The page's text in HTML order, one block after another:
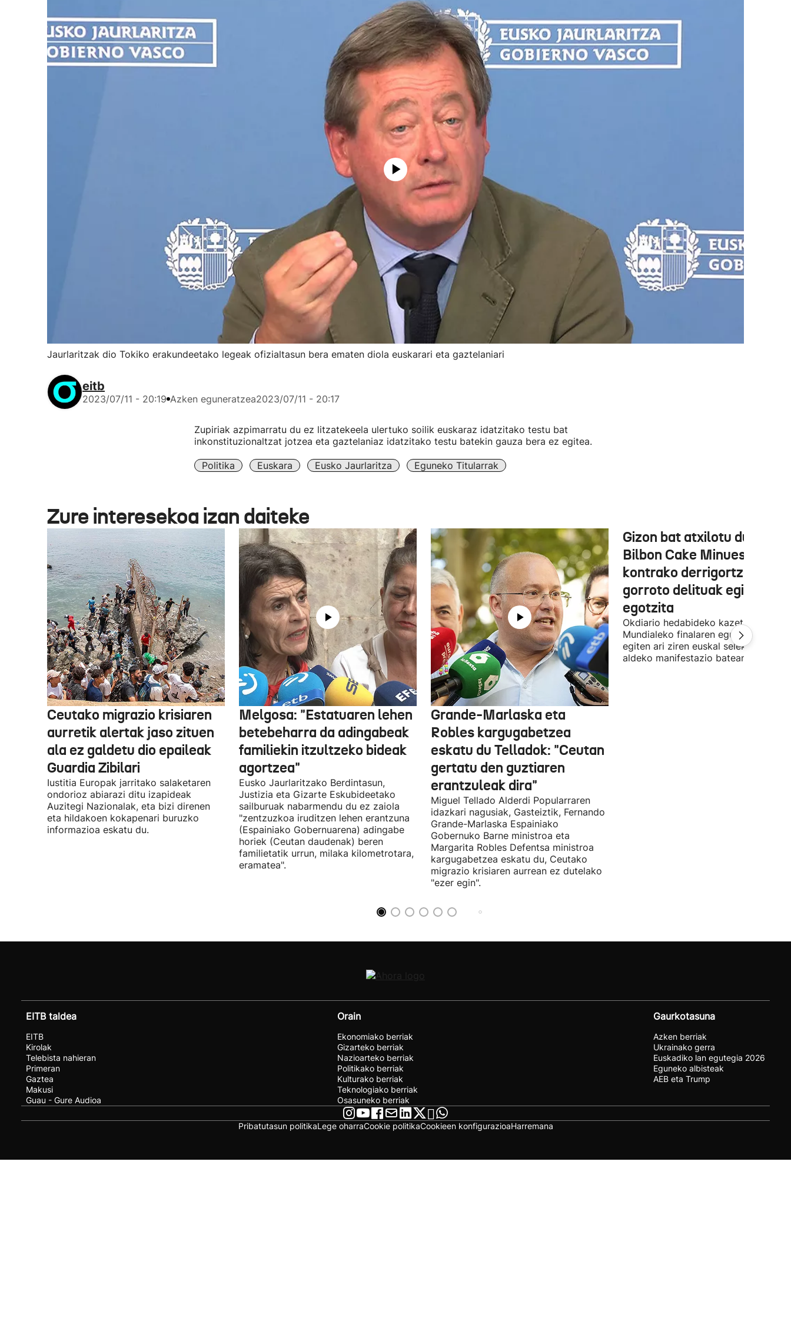
Jaurlaritzak dio Tokiko erakundeetako legeak ofizialtasun bera ematen diola euskarari eta gaztelaniari
eitb
2023/07/11 - 20:19 Azken eguneratzea2023/07/11 - 20:17
Zupiriak azpimarratu du ez litzatekeela ulertuko soilik euskaraz idatzitako testu bat
inkonstituzionaltzat jotzea eta gaztelaniaz idatzitako testu batekin gauza bera ez egitea.
Politika Euskara Eusko Jaurlaritza Eguneko Titularrak
Zure interesekoa izan daiteke
Ceutako migrazio krisiaren
aurretik alertak jaso zituen
ala ez galdetu dio epaileak
Guardia Zibilari
Iustitia Europak jarritako salaketaren
ondorioz abiarazi ditu izapideak
Auzitegi Nazionalak, eta bizi direnen
eta hildakoen kokapenari buruzko
informazioa eskatu du.
Melgosa: "Estatuaren lehen
betebeharra da adingabeak
familiekin itzultzeko bideak
agortzea"
Eusko Jaurlaritzako Berdintasun,
Justizia eta Gizarte Eskubideetako
sailburuak nabarmendu du ez zaiola
"zentzuzkoa iruditzen lehen erantzuna
(Espainiako Gobernuarena) adingabe
horiek (Ceutan daudenak) beren
familietatik urrun, milaka kilometrotara,
eramatea".
Grande-Marlaska eta
Robles kargugabetzea
eskatu du Telladok: "Ceutan
gertatu den guztiaren
erantzuleak dira"
Miguel Tellado Alderdi Popularraren
idazkari nagusiak, Gasteiztik, Fernando
Grande-Marlaska Espainiako
Gobernuko Barne ministroa eta
Margarita Robles Defentsa ministroa
kargugabetzea eskatu du, Ceutako
migrazio krisiaren aurrean ez dutelako
"ezer egin".
Gizon bat atxilotu dute,
Bilbon Cake Minuesaren
kontrako derrigortze eta
gorroto delituak egitea
egotzita
Okdiario hedabideko kazetaria
Mundialeko finalaren egunean Bilbon
egiten ari ziren euskal selekzioaren
aldeko manifestazio batean zegoen.
EITB taldea
EITB
Kirolak
Telebista nahieran
Primeran
Gaztea
Makusi
Guau - Gure Audioa
Orain
Ekonomiako berriak
Gizarteko berriak
Nazioarteko berriak
Politikako berriak
Kulturako berriak
Teknologiako berriak
Osasuneko berriak
Gaurkotasuna
Azken berriak
Ukrainako gerra
Euskadiko lan egutegia 2026
Eguneko albisteak
AEB eta Trump
Pribatutasun politikaLege oharraCookie politikaCookieen konfigurazioaHarremana